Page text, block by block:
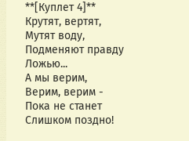
**[Куплет 4]**
Крутят, вертят,
Мутят воду,
Подменяют правду
Ложью...
А мы верим,
Верим, верим -
Пока не станет
Слишком поздно!